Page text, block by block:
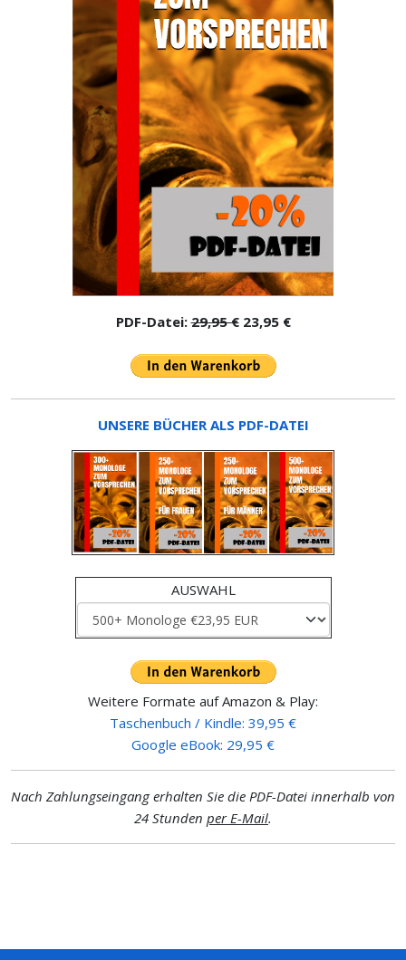
PDF-Datei:29,95 €23,95 €
UNSERE BÜCHER ALS PDF-DATEI
AUSWAHL
Weitere Formate auf Amazon & Play:
Taschenbuch / Kindle: 39,95 €
Google eBook: 29,95 €
Nach Zahlungseingang erhalten Sie die PDF-Datei innerhalb von
24 Stunden per E-Mail.